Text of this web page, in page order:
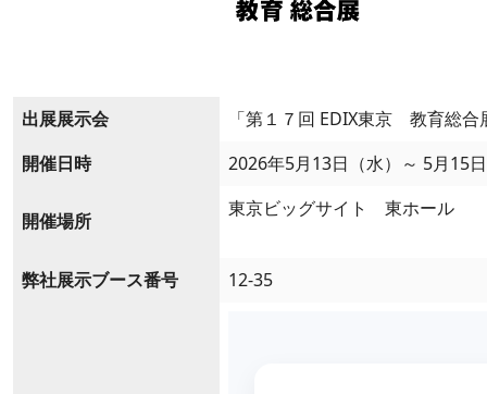
出展展示会
「第１７回 EDIX東京 教育総合
開催日時
2026年5月13日（水）～ 5月15
開催場所
東京ビッグサイト 東ホール
弊社展示ブース番号 12-35